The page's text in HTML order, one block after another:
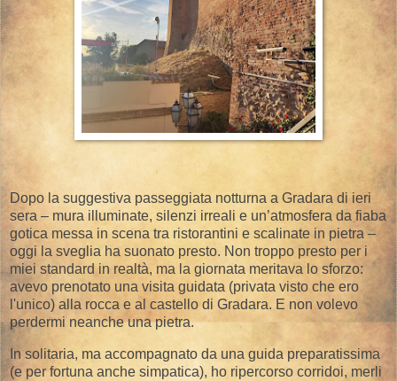
Dopo la suggestiva passeggiata notturna a Gradara di ieri
sera – mura illuminate, silenzi irreali e un’atmosfera da fiaba
gotica messa in scena tra ristorantini e scalinate in pietra –
oggi la sveglia ha suonato presto. Non troppo presto per i
miei standard in realtà, ma la giornata meritava lo sforzo:
avevo prenotato una visita guidata (privata visto che ero
l'unico) alla rocca e al castello di Gradara. E non volevo
perdermi neanche una pietra.
In solitaria, ma accompagnato da una guida preparatissima
(e per fortuna anche simpatica), ho ripercorso corridoi, merli